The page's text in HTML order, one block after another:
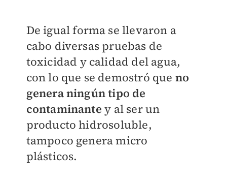
De igual forma se llevaron a
cabo diversas pruebas de
toxicidad y calidad del agua,
con lo que se demostró que no
genera ningún tipo de
contaminantey al ser un
producto hidrosoluble,
tampoco genera micro
plásticos.